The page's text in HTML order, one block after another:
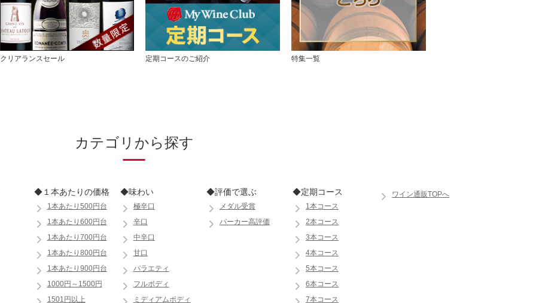
クリアランスセール 定期コースのご紹介 特集一覧
カテゴリから探す
◆１本あたりの価格
1本あたり500円台
1本あたり600円台
1本あたり700円台
1本あたり800円台
1本あたり900円台
1000円～1500円
1501円以上
◆味わい
極辛口
辛口
中辛口
甘口
バラエティ
フルボディ
ミディアムボディ
◆評価で選ぶ
メダル受賞
パーカー高評価
◆定期コース
1本コース
2本コース
3本コース
4本コース
5本コース
6本コース
7本コース
ワイン通販TOPへ